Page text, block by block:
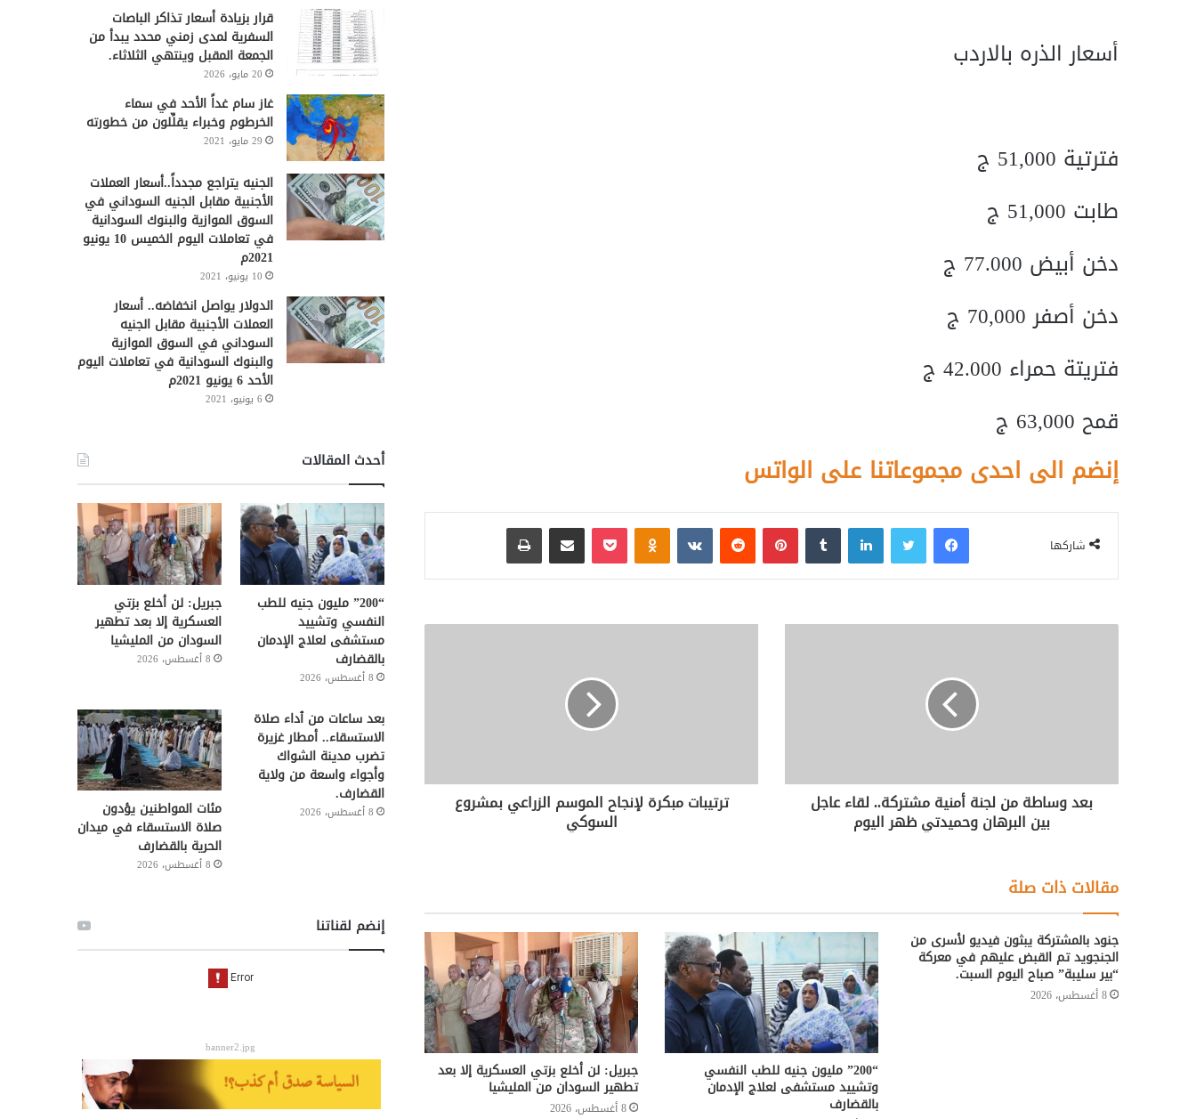
أسعار الذره بالاردب
فترتية 51,000 ج
طابت 51,000 ج
دخن أبيض 77.000 ج
دخن أصفر 70,000 ج
فتريتة حمراء 42.000 ج
قمح 63,000 ج
إنضم الى احدى مجموعاتنا على الواتس
شاركها
فيسبوك لينكدإن بينتيريست بوكيت
بعد وساطة من لجنة أمنية مشتركة.. لقاء عاجل
بين البرهان وحميدتي ظهر اليوم
ترتيبات مبكرة لإنجاح الموسم الزراعي بمشروع
السوكي
مقالات ذات صلة
جنود بالمشتركة يبثون فيديو لأسرى من
الجنجويد تم القبض عليهم في معركة
“بير سليبة” صباح اليوم السبت.
8 أغسطس، 2026
“200” مليون جنيه للطب النفسي
وتشييد مستشفى لعلاج الإدمان
بالقضارف
جبريل: لن أخلع بزتي العسكرية إلا بعد
تطهير السودان من المليشيا
8 أغسطس، 2026
قرار بزيادة أسعار تذاكر الباصات
السفرية لمدى زمني محدد يبدأ من
الجمعة المقبل وينتهي الثلاثاء.
20 مايو، 2026
غاز سام غداً الأحد في سماء
الخرطوم وخبراء يقلِّلون من خطورته
29 مايو، 2021
الجنيه يتراجع مجدداً..أسعار العملات
الأجنبية مقابل الجنيه السوداني في
السوق الموازية والبنوك السودانية
في تعاملات اليوم الخميس 10 يونيو
2021م
10 يونيو، 2021
الدولار يواصل انخفاضه.. أسعار
العملات الأجنبية مقابل الجنيه
السوداني في السوق الموازية
والبنوك السودانية في تعاملات اليوم
الأحد 6 يونيو 2021م
6 يونيو، 2021
أحدث المقالات
“200” مليون جنيه للطب
النفسي وتشييد
مستشفى لعلاج الإدمان
بالقضارف
8 أغسطس، 2026
جبريل: لن أخلع بزتي
العسكرية إلا بعد تطهير
السودان من المليشيا
8 أغسطس، 2026
بعد ساعات من ٱداء صلاة
الاستسقاء.. أمطار غزيرة
تضرب مدينة الشواك
وأجواء واسعة من ولاية
القضارف.
8 أغسطس، 2026 مئات المواطنين يؤدون
صلاة الاستسقاء في ميدان
الحرية بالقضارف
8 أغسطس، 2026
إنضم لقناتنا
banner2.jpg